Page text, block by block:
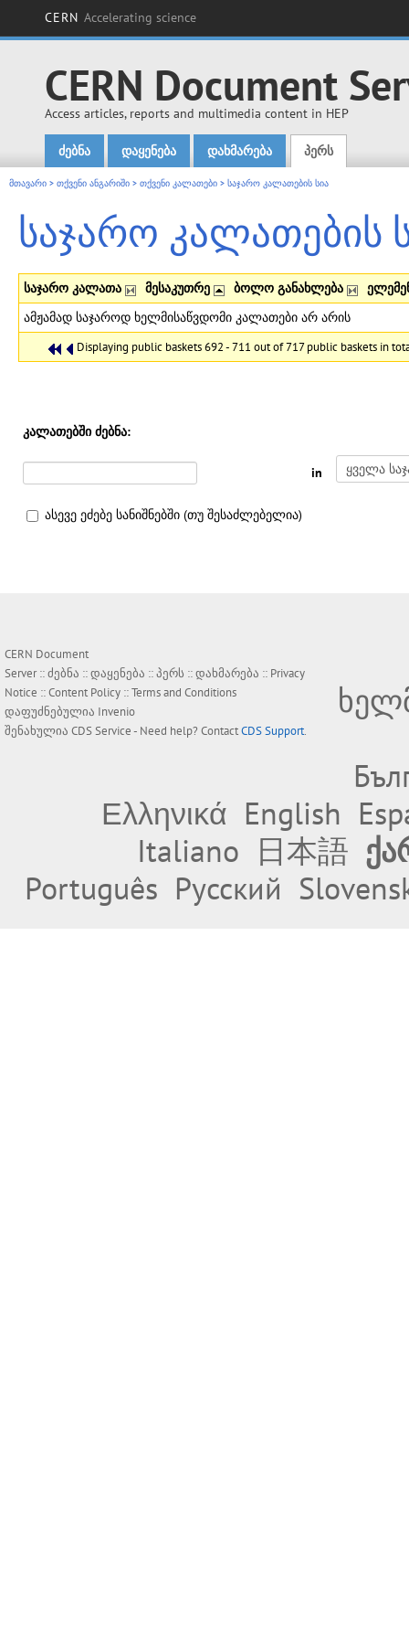
CERN Accelerating science
CERN Document
Access articles, reports and multimedia content in HEP
Main menu
ძებნა დაყენება დახმარება პერს
მთავარი > თქვენი ანგარიში > თქვენი კალათები > საჯარო კალათების სია
საჯარო კალათების
საჯარო კალათა მესაკუთრე ბოლო განახლება
Displaying public baskets 692 - 711 out of 717 public baskets in
ამჟამად საჯაროდ ხელმისაწვდომი კალათები არ არის
კალათებში ძებნა:
in
ასევე ეძებე სანიშნებში (თუ შესაძლებელია)
CERN Document
Server ::ძებნა ::დაყენება ::პერს ::დახმარება :: Privacy
Notice ::Content Policy ::Terms and Conditions
დაფუძნებულია Invenio
შენახულია CDS Service- Need help? ContactCDS Support.
Ελληνικά English
Italiano 日本語
Português Русский